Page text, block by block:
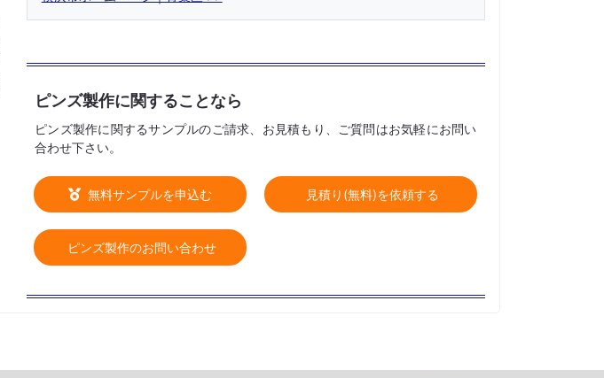
ピンズ製作に関することなら
ピンズ製作に関するサンプルのご請求、お見積もり、ご質問はお気軽にお問い
合わせ下さい。
無料サンプルを申込む 見積り(無料)を依頼する
ピンズ製作のお問い合わせ